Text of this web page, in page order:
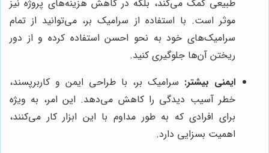
طبیعی کمک می‌کند، بلکه در کاهش هزینه‌های پروژه نیز
موثر است. با استفاده از سرامیک بر، می‌توانید از تمام
سرامیک‌های خود به نحو احسن استفاده کرده و از دور
ریختن آن‌ها جلوگیری کنید.
ایمنی بیشتر: سرامیک بر، با طراحی ایمن و کاربرپسند،
خطر آسیب دیدگی را کاهش می‌دهد. این امر، به ویژه
برای افرادی که به طور مداوم با این ابزار کار می‌کنند،
اهمیت بسزایی دارد.